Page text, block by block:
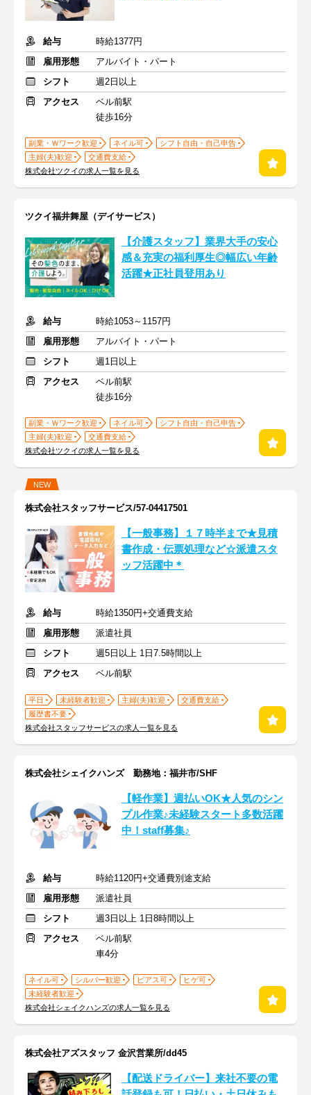
給与
時給1377円
雇用形態
アルバイト・パート
シフト
週2日以上
アクセス
ベル前駅
徒歩16分
副業・Ｗワーク歓迎 ネイル可
シフト自由・自己申告
主婦(夫)歓迎
交通費支給
株式会社ツクイの求人一覧を見る
ツクイ福井舞屋（デイサービス）
【介護スタッフ】業界大手の安心
感＆充実の福利厚生◎幅広い年齢
活躍★正社員登用あり
給与
時給1053～1157円
雇用形態
アルバイト・パート
シフト
週1日以上
アクセス
ベル前駅
徒歩16分
副業・Ｗワーク歓迎 ネイル可
シフト自由・自己申告
主婦(夫)歓迎
交通費支給
株式会社ツクイの求人一覧を見る
NEW
株式会社スタッフサービス/57-04417501
【一般事務】１７時半まで★見積
書作成・伝票処理など☆派遣スタ
ッフ活躍中＊
給与
時給1350円+交通費支給
雇用形態
派遣社員
シフト
週5日以上 1日7.5時間以上
アクセス
ベル前駅
平日 未経験者歓迎 主婦(夫)歓迎
交通費支給
履歴書不要
株式会社スタッフサービスの求人一覧を見る
株式会社シェイクハンズ 勤務地：福井市/SHF
【軽作業】週払いOK★人気のシン
プル作業♪未経験スタート多数活躍
中！staff募集♪
給与
時給1120円+交通費別途支給
雇用形態
派遣社員
シフト
週3日以上 1日8時間以上
アクセス
ベル前駅
車4分
ネイル可 シルバー歓迎 ピアス可
ヒゲ可
未経験者歓迎
株式会社シェイクハンズの求人一覧を見る
株式会社アズスタッフ 金沢営業所/dd45
【配送ドライバー】来社不要の電